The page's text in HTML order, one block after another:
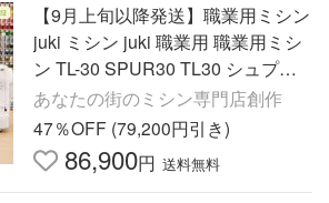
【9月上旬以降発送】職業用ミシン
juki ミシン juki 職業用 職業用ミシ
ン TL-30 SPUR30 TL30 シュプー
ル30 ジューキ 最大5年保証 送料無
料 爆買
あなたの街のミシン専門店創作
47％OFF (79,200円引き)
86,900円 送料無料